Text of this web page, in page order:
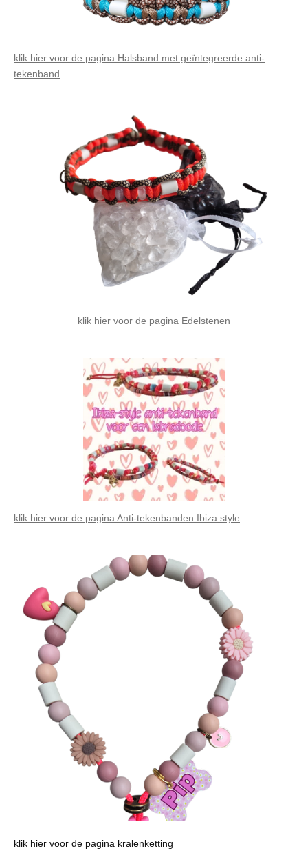
klik hier voor de pagina Halsband met geïntegreerde anti-
tekenband
klik hier voor de pagina Edelstenen
klik hier voor de pagina Anti-tekenbanden Ibiza style
klik hier voor de pagina kralenketting